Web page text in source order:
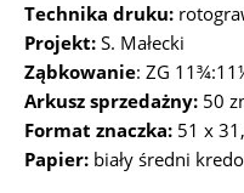
Technika druku:
Projekt: S. Małecki
Ząbkowanie: ZG
Arkusz sprzedażny: 50
Format znaczka: 51 x
Papier: biały średni